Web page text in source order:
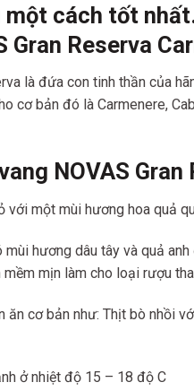
một cách tốt
Gran Reserva
là đứa con tinh thần của
cơ bản đó là Carmenere,
NOVAS
với một mùi hương hoa quả
mùi hương dâu tây và quả
mịn làm cho loại rượu
ăn cơ bản như: Thịt bò nhồi
ở nhiệt độ 15 – 18 độ C